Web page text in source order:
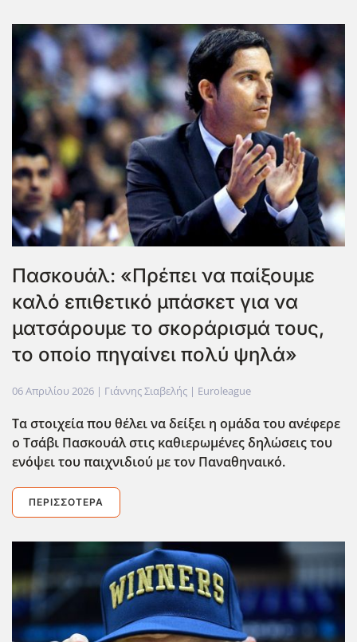
Πασκουάλ: «Πρέπει να παίξουμε
καλό επιθετικό μπάσκετ για να
ματσάρουμε το σκοράρισμά τους,
το οποίο πηγαίνει πολύ ψηλά»
06 Απριλίου 2026 | Γιάννης Σιαβελής | Euroleague
Τα στοιχεία που θέλει να δείξει η ομάδα του ανέφερε
ο Τσάβι Πασκουάλ στις καθιερωμένες δηλώσεις του
ενόψει του παιχνιδιού με τον Παναθηναικό.
ΠΕΡΙΣΣΌΤΕΡΑ